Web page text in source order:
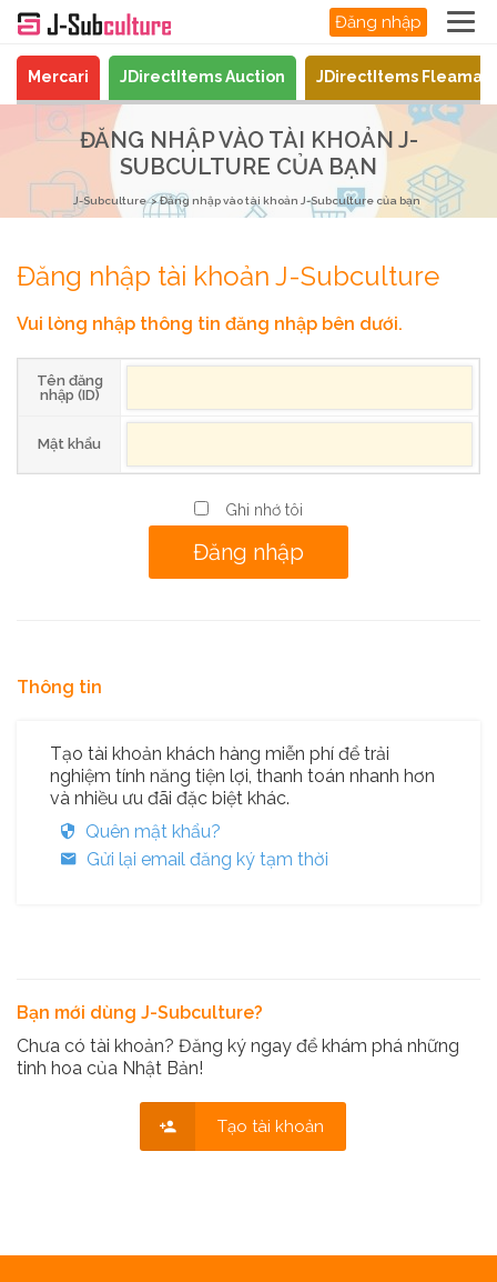
Đăng nhập
Mercari JDirectItems Auction JDirectItems
ĐĂNG NHẬP VÀO TÀI KHOẢN J-
SUBCULTURE CỦA BẠN
J-Subculture Đăng nhập vào tài khoản J-Subculture của bạn
Đăng nhập tài khoản J-Subculture
Vui lòng nhập thông tin đăng nhập bên dưới.
Tên đăng
nhập (ID)
Mật khẩu
Ghi nhớ tôi
Thông tin
Tạo tài khoản khách hàng miễn phí để trải
nghiệm tính năng tiện lợi, thanh toán nhanh hơn
và nhiều ưu đãi đặc biệt khác.
Quên mật khẩu?
Gửi lại email đăng ký tạm thời
Bạn mới dùng J-Subculture?
Chưa có tài khoản? Đăng ký ngay để khám phá những
tinh hoa của Nhật Bản!
Tạo tài khoản